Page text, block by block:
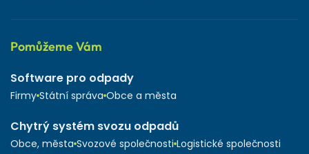
Pomůžeme Vám
Software pro odpady
Firmy Státní správa Obce a města
Chytrý systém svozu odpadů
Obce, města Svozové společnosti Logistické společnosti